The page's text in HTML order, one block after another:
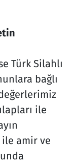
Türk Silahlı
bağlı
ile
ile amir ve